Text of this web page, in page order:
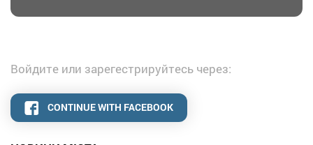
Войдите или зарегестрируйтесь через:
CONTINUE WITH FACEBOOK